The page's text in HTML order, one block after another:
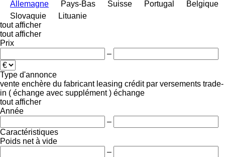
Allemagne Pays-Bas Suisse Portugal
Belgique
Slovaquie
Lituanie
tout afficher
tout afficher
Prix
–
Type d'annonce
vente enchère du fabricant leasing crédit par versements trade-
in ( échange avec supplément ) échange
tout afficher
Année
–
Caractéristiques
Poids net à vide
–